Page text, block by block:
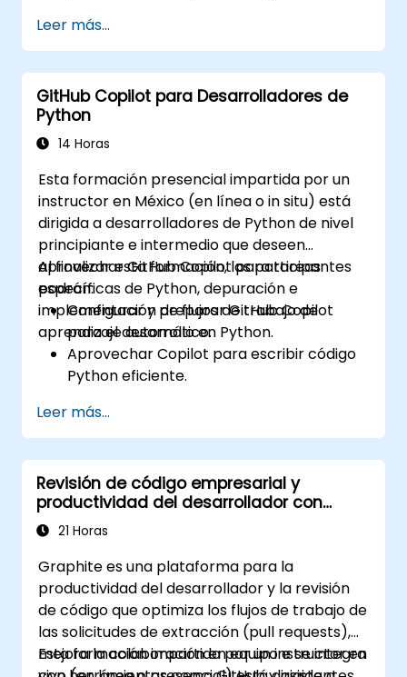
Leer más...
GitHub Copilot para Desarrolladores de
Python
14 Horas
Esta formación presencial impartida por un
instructor en México (en línea o in situ) está
dirigida a desarrolladores de Python de nivel
principiante e intermedio que deseen
aprovechar GitHub Copilot para tareas
específicas de Python, depuración e
implementación de flujos de trabajo de
aprendizaje automático.
Al finalizar esta formación, los participantes
podrán:
Configurar y preparar GitHub Copilot
para el desarrollo en Python.
Aprovechar Copilot para escribir código
Python eficiente.
las sugerencias generadas por
inteligencia artificial.
Automatizar tareas repetitivas de
programación y mejorar la eficiencia del
flujo de trabajo.
Utilizar Copilot para implementar
Python.
Leer más...
Revisión de código empresarial y
productividad del desarrollador con
Graphite
21 Horas
Graphite es una plataforma para la
productividad del desarrollador y la revisión
de código que optimiza los flujos de trabajo de
las solicitudes de extracción (pull requests),
mejora la colaboración en equipo e se integra
Esta formación impartida por un instructor en